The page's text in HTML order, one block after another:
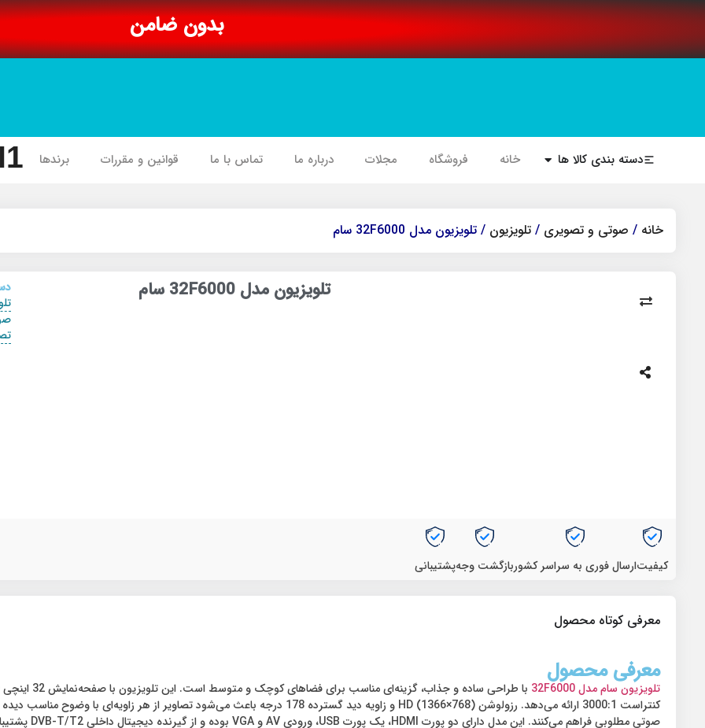
بدون ضامن
دسته بندی کالا ها خانه فروشگاه مجلات درباره ما تماس با ما قوانین و مقررات برندها
خانه / صوتی و تصویری / تلویزیون / تلویزیون مدل 32F6000 سام
تلویزیون مدل 32F6000 سام
کیفیتارسال فوری به سراسر کشوربازگشت وجهپشتیبانی
معرفی کوتاه محصول
معرفی محصول
تلویزیون سام مدل 32F6000